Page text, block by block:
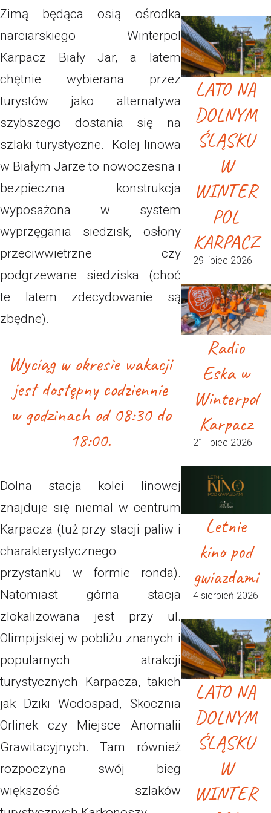
Zimą będąca osią ośrodka
narciarskiego Winterpol
Karpacz Biały Jar, a latem
chętnie wybierana przez
turystów jako alternatywa
szybszego dostania się na
szlaki turystyczne. Kolej linowa
w Białym Jarze to nowoczesna i
bezpieczna konstrukcja
wyposażona w system
wyprzęgania siedzisk, osłony
przeciwwietrzne czy
podgrzewane siedziska (choć
te latem zdecydowanie są
zbędne).
Wyciąg w okresie wakacji
jest dostępny codziennie
w godzinach od 08:30 do
18:00.
Dolna stacja kolei linowej
znajduje się niemal w centrum
Karpacza (tuż przy stacji paliw i
charakterystycznego
przystanku w formie ronda).
Natomiast górna stacja
zlokalizowana jest przy ul.
Olimpijskiej w pobliżu znanych i
popularnych atrakcji
turystycznych Karpacza, takich
jak Dziki Wodospad, Skocznia
Orlinek czy Miejsce Anomalii
Grawitacyjnych. Tam również
rozpoczyna swój bieg
większość szlaków
LATO NA
DOLNYM
ŚLĄSKU
W
WINTER
POL
KARPACZ
29 lipiec 2026
Radio
Eska w
Winterpol
Karpacz
21 lipiec 2026
Letnie
kino pod
gwiazdami
4 sierpień 2026
LATO NA
DOLNYM
ŚLĄSKU
W
WINTER